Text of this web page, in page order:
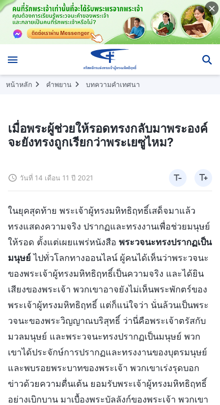
หน้าหลัก คำพยาน บทความคำเทศนา
เมื่อพระผู้ช่วยให้รอดทรงกลับมาพระองค์
จะยังทรงถูกเรียกว่าพระเยซูไหม?
วันที่ 14 เดือน 11 ปี 2021
ในยุคสุดท้าย พระเจ้าผู้ทรงมหิทธิฤทธิ์เสด็จมาแล้ว
ทรงแสดงความจริง ปรากฏและทรงงานเพื่อช่วยมนุษย์
ให้รอด ตั้งแต่เผยแพร่หนังสือ พระวจนะทรงปรากฏเป็น
มนุษย์ ไปทั่วโลกทางออนไลน์ ผู้คนได้เห็นว่าพระวจนะ
ของพระเจ้าผู้ทรงมหิทธิฤทธิ์เป็นความจริง และได้ยิน
เสียงของพระเจ้า พวกเขาอาจยังไม่เห็นพระพักตร์ของ
พระเจ้าผู้ทรงมหิทธิฤทธิ์ แต่ก็แน่ใจว่า นั่นล้วนเป็นพระ
วจนะของพระวิญญาณบริสุทธิ์ ว่านี่คือพระเจ้าตรัสกับ
มวลมนุษย์ และพระวจนะทรงปรากฏเป็นมนุษย์ พวก
เขาได้ประจักษ์การปรากฏและทรงงานของบุตรมนุษย์
และพบรอยพระบาทของพระเจ้า พวกเขาเร่งรุดบอก
ข่าวด้วยความตื่นเต้น ยอมรับพระเจ้าผู้ทรงมหิทธิฤทธิ์
อย่างเบิกบาน มาเบื้องพระบัลลังก์ของพระเจ้า พวกเขา